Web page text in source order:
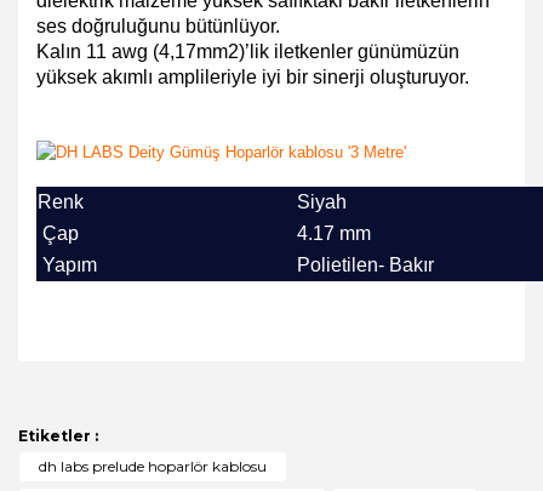
ses doğruluğunu bütünlüyor.
Kalın 11 awg (4,17mm2)’lik iletkenler günümüzün
yüksek akımlı amplileriyle iyi bir sinerji oluşturuyor.
Renk
Siyah
Çap
4.17 mm
Yapım
Polietilen- Bakır
Yorum Yaz
Etiketler :
dh labs prelude hoparlör kablosu